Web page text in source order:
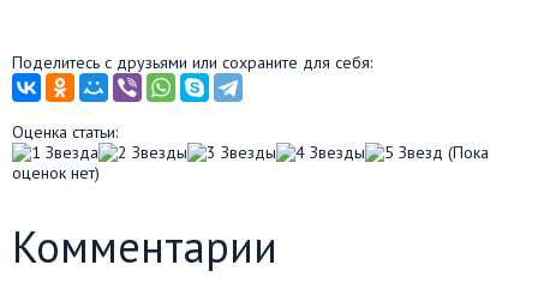
Поделитесь с друзьями или сохраните для себя:
Оценка статьи:
(Пока
оценок нет)
Комментарии